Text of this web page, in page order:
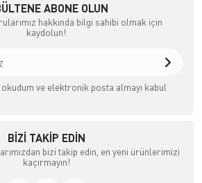
ABONE OLUN
hakkında bilgi sahibi olmak için
kaydolun!
okudum ve elektronik posta almayı kabul
BIZI TAKIP EDIN
bizi takip edin, en yeni ürünlerimizi
kaçırmayın!